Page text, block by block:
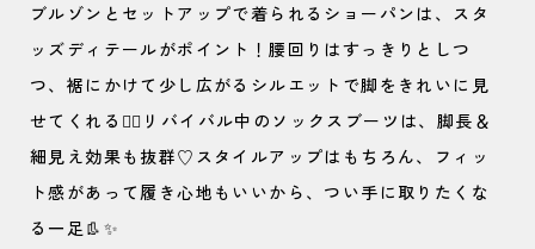
ブルゾンとセットアップで着られるショーパンは、スタ
ッズディテールがポイント！腰回りはすっきりとしつ
つ、裾にかけて少し広がるシルエットで脚をきれいに見
せてくれる🙆‍♀️リバイバル中のソックスブーツは、脚長＆
細見え効果も抜群♡スタイルアップはもちろん、フィッ
ト感があって履き心地もいいから、つい手に取りたくな
る一足👢✨